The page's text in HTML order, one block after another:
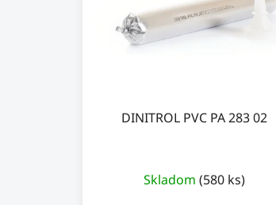
DINITROL PVC PA 283 02
Skladom(580 ks)